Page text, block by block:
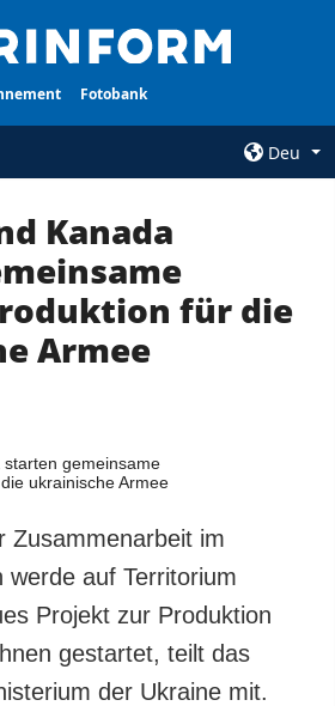
Fotobank
Deu
AGENTUR
Über uns
Kontakte
und zum Schutz
personenbezogener
Kanada
für die
Armee
Zusammenarbeit im
werde auf Territorium
Projekt zur Produktion
gestartet, teilt das
der Ukraine mit.